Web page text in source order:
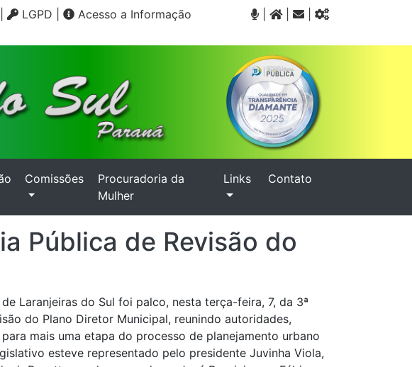
LGPD Acesso a Informação |
Comissões
Procuradoria da
Mulher
Links Contato
Pública de Revisão do
Laranjeiras do Sul foi palco, nesta terça-feira, 7, da 3ª
do Plano Diretor Municipal, reunindo autoridades,
mais uma etapa do processo de planejamento urbano
esteve representado pelo presidente Juvinha Viola,